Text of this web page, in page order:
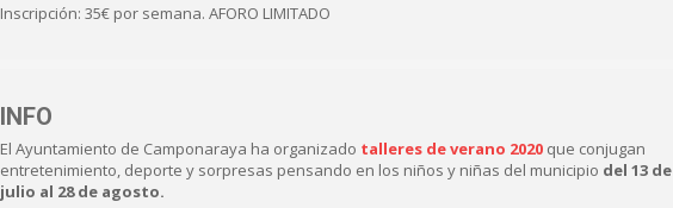
Inscripción: 35€ por semana. AFORO LIMITADO
INFO
El Ayuntamiento de Camponaraya ha organizado talleres de verano 2020 que conjugan
entretenimiento, deporte y sorpresas pensando en los niños y niñas del municipio del 13 de
julio al 28 de agosto.